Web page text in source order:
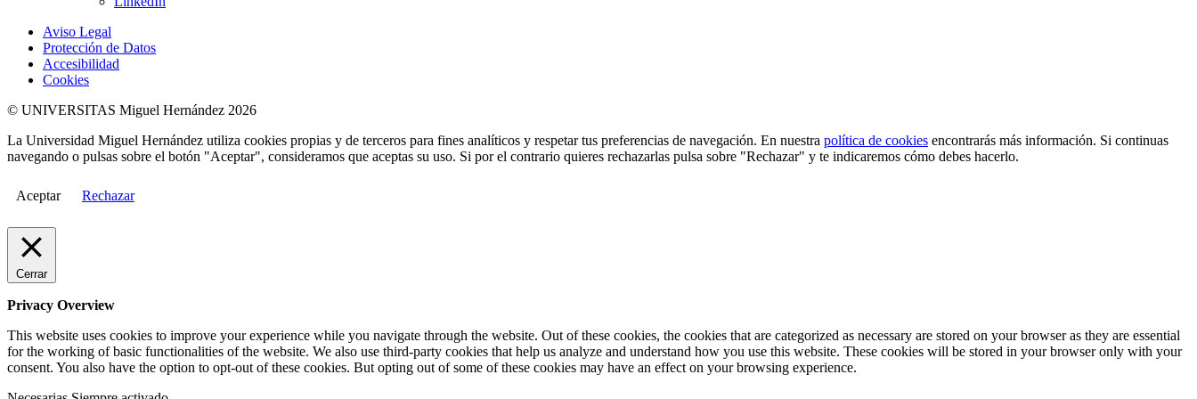
Aviso Legal
Protección de Datos
Accesibilidad
Cookies
© UNIVERSITAS Miguel Hernández 2026
La Universidad Miguel Hernández utiliza cookies propias y de terceros para fines analíticos y respetar tus preferencias de navegación. En nuestra política de cookies encontrarás más información. Si continuas
navegando o pulsas sobre el botón "Aceptar", consideramos que aceptas su uso. Si por el contrario quieres rechazarlas pulsa sobre "Rechazar" y te indicaremos cómo debes hacerlo.
Aceptar Rechazar
Cerrar
Privacy Overview
This website uses cookies to improve your experience while you navigate through the website. Out of these cookies, the cookies that are categorized as necessary are stored on your browser as they are essential
for the working of basic functionalities of the website. We also use third-party cookies that help us analyze and understand how you use this website. These cookies will be stored in your browser only with your
consent. You also have the option to opt-out of these cookies. But opting out of some of these cookies may have an effect on your browsing experience.